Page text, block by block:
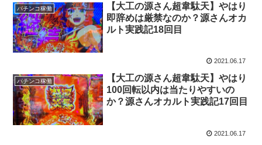
パチンコ稼働
【大工の源さん超韋駄天】やはり
即辞めは厳禁なのか？源さんオカ
ルト実践記18回目
2021.06.17
パチンコ稼働
【大工の源さん超韋駄天】やはり
100回転以内は当たりやすいの
か？源さんオカルト実践記17回目
2021.06.17